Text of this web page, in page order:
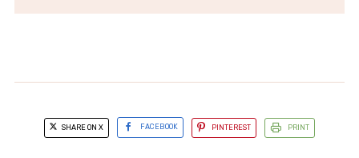
SHARE ON X FACEBOOK PINTEREST PRINT